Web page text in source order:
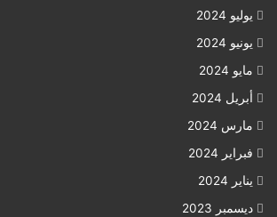
يوليو 2024
يونيو 2024
مايو 2024
أبريل 2024
مارس 2024
فبراير 2024
يناير 2024
ديسمبر 2023